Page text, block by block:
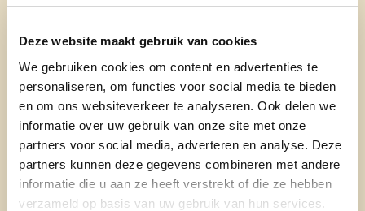
Deze website maakt gebruik van cookies
We gebruiken cookies om content en advertenties te
personaliseren, om functies voor social media te bieden
en om ons websiteverkeer te analyseren. Ook delen we
informatie over uw gebruik van onze site met onze
partners voor social media, adverteren en analyse. Deze
partners kunnen deze gegevens combineren met andere
informatie die u aan ze heeft verstrekt of die ze hebben
verzameld op basis van uw gebruik van hun services.
Keibergstraat 32
Ichtegem 8480
Contactpersoon
Frederiek Vermeulen
0493 09 64 83
Deel dit evenement